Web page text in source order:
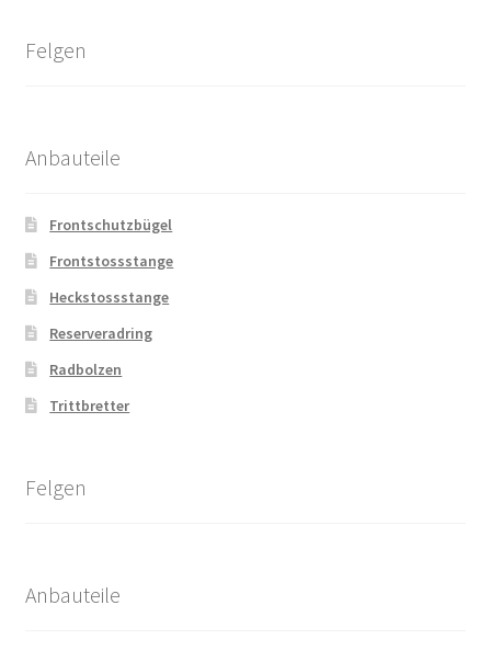
Felgen
Anbauteile
Frontschutzbügel
Frontstossstange
Heckstossstange
Reserveradring
Radbolzen
Trittbretter
Felgen
Anbauteile